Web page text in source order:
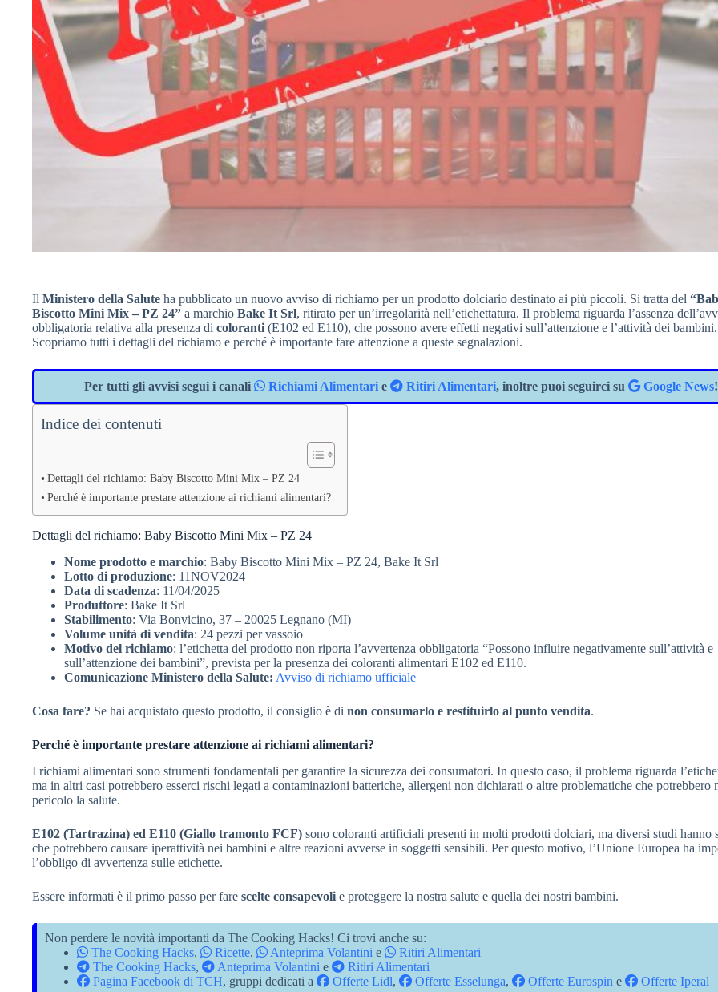
Il Ministero della Salute ha pubblicato un nuovo avviso di richiamo per un prodotto dolciario destinato ai più piccoli. Si tratta del
Biscotto Mini Mix – PZ 24” a marchio Bake It Srl, ritirato per un’irregolarità nell’etichettatura. Il problema riguarda l’assenza
obbligatoria relativa alla presenza di coloranti (E102 ed E110), che possono avere effetti negativi sull’attenzione e l’attività dei bambini.
Scopriamo tutti i dettagli del richiamo e perché è importante fare attenzione a queste segnalazioni.
Per tutti gli avvisi segui i canali Richiami Alimentarie Ritiri Alimentari, inoltre puoi seguirci su Google News!
Indice dei contenuti
Dettagli del richiamo: Baby Biscotto Mini Mix – PZ 24
Perché è importante prestare attenzione ai richiami alimentari?
Dettagli del richiamo: Baby Biscotto Mini Mix – PZ 24
Nome prodotto e marchio: Baby Biscotto Mini Mix – PZ 24, Bake It Srl
Lotto di produzione: 11NOV2024
Data di scadenza: 11/04/2025
Produttore: Bake It Srl
Stabilimento: Via Bonvicino, 37 – 20025 Legnano (MI)
Volume unità di vendita: 24 pezzi per vassoio
Motivo del richiamo: l’etichetta del prodotto non riporta l’avvertenza obbligatoria “Possono influire negativamente sull’attività e
sull’attenzione dei bambini”, prevista per la presenza dei coloranti alimentari E102 ed E110.
Comunicazione Ministero della Salute: Avviso di richiamo ufficiale
Cosa fare? Se hai acquistato questo prodotto, il consiglio è di non consumarlo e restituirlo al punto vendita.
Perché è importante prestare attenzione ai richiami alimentari?
I richiami alimentari sono strumenti fondamentali per garantire la sicurezza dei consumatori. In questo caso, il problema riguarda
ma in altri casi potrebbero esserci rischi legati a contaminazioni batteriche, allergeni non dichiarati o altre problematiche che potrebbero
pericolo la salute.
E102 (Tartrazina) ed E110 (Giallo tramonto FCF) sono coloranti artificiali presenti in molti prodotti dolciari, ma diversi studi hanno
che potrebbero causare iperattività nei bambini e altre reazioni avverse in soggetti sensibili. Per questo motivo, l’Unione Europea ha
l’obbligo di avvertenza sulle etichette.
Essere informati è il primo passo per fare scelte consapevoli e proteggere la nostra salute e quella dei nostri bambini.
Non perdere le novità importanti da The Cooking Hacks! Ci trovi anche su:
The Cooking Hacks, Ricette, Anteprima Volantini e
Ritiri Alimentari
The Cooking Hacks, Anteprima Volantini e
Ritiri Alimentari
Pagina Facebook di TCH, gruppi dedicati a Offerte Lidl, Offerte Esselunga, Offerte Eurospin e Offerte Iperal